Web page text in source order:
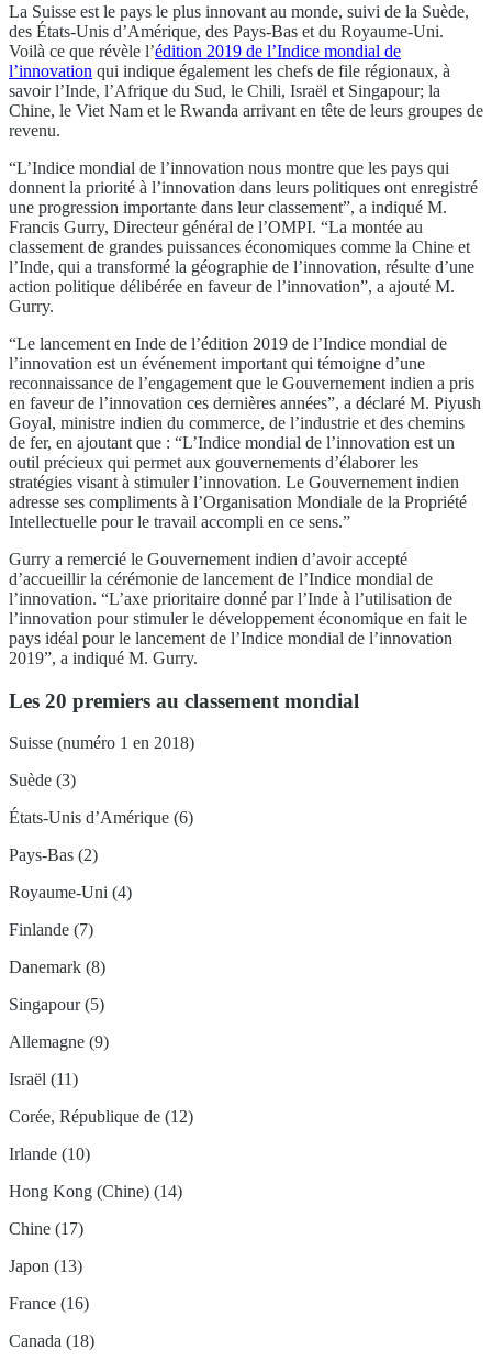
La Suisse est le pays le plus innovant au monde, suivi de la Suède,
des États-Unis d’Amérique, des Pays-Bas et du Royaume-Uni.
Voilà ce que révèle l’édition 2019 de l’Indice mondial de
l’innovation qui indique également les chefs de file régionaux, à
savoir l’Inde, l’Afrique du Sud, le Chili, Israël et Singapour; la
Chine, le Viet Nam et le Rwanda arrivant en tête de leurs groupes de
revenu.
“L’Indice mondial de l’innovation nous montre que les pays qui
donnent la priorité à l’innovation dans leurs politiques ont enregistré
une progression importante dans leur classement”, a indiqué M.
Francis Gurry, Directeur général de l’OMPI. “La montée au
classement de grandes puissances économiques comme la Chine et
l’Inde, qui a transformé la géographie de l’innovation, résulte d’une
action politique délibérée en faveur de l’innovation”, a ajouté M.
Gurry.
“Le lancement en Inde de l’édition 2019 de l’Indice mondial de
l’innovation est un événement important qui témoigne d’une
reconnaissance de l’engagement que le Gouvernement indien a pris
en faveur de l’innovation ces dernières années”, a déclaré M. Piyush
Goyal, ministre indien du commerce, de l’industrie et des chemins
de fer, en ajoutant que : “L’Indice mondial de l’innovation est un
outil précieux qui permet aux gouvernements d’élaborer les
stratégies visant à stimuler l’innovation. Le Gouvernement indien
adresse ses compliments à l’Organisation Mondiale de la Propriété
Intellectuelle pour le travail accompli en ce sens.”
Gurry a remercié le Gouvernement indien d’avoir accepté
d’accueillir la cérémonie de lancement de l’Indice mondial de
l’innovation. “L’axe prioritaire donné par l’Inde à l’utilisation de
l’innovation pour stimuler le développement économique en fait le
pays idéal pour le lancement de l’Indice mondial de l’innovation
2019”, a indiqué M. Gurry.
Les 20 premiers au classement mondial
Suisse (numéro 1 en 2018)
Suède (3)
États-Unis d’Amérique (6)
Pays-Bas (2)
Royaume-Uni (4)
Finlande (7)
Danemark (8)
Singapour (5)
Allemagne (9)
Israël (11)
Corée, République de (12)
Irlande (10)
Hong Kong (Chine) (14)
Chine (17)
Japon (13)
France (16)
Canada (18)